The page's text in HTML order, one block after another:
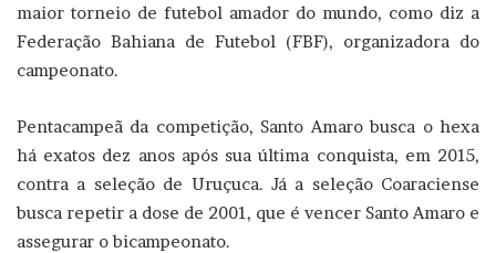
maior torneio de futebol amador do mundo, como diz a
Federação Bahiana de Futebol (FBF), organizadora do
campeonato.
Pentacampeã da competição, Santo Amaro busca o hexa
há exatos dez anos após sua última conquista, em 2015,
contra a seleção de Uruçuca. Já a seleção Coaraciense
busca repetir a dose de 2001, que é vencer Santo Amaro e
assegurar o bicampeonato.